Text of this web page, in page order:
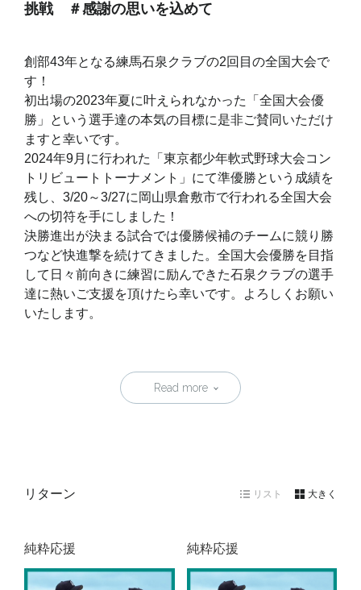
挑戦 ＃感謝の思いを込めて
創部43年となる練馬石泉クラブの2回目の全国大会で
す！
初出場の2023年夏に叶えられなかった「全国大会優
勝」という選手達の本気の目標に是非ご賛同いただけ
ますと幸いです。
2024年9月に行われた「東京都少年軟式野球大会コン
トリビュートトーナメント」にて準優勝という成績を
残し、3/20～3/27に岡山県倉敷市で行われる全国大会
への切符を手にしました！
決勝進出が決まる試合では優勝候補のチームに競り勝
つなど快進撃を続けてきました。全国大会優勝を目指
して日々前向きに練習に励んできた石泉クラブの選手
達に熱いご支援を頂けたら幸いです。よろしくお願い
いたします。
Read more
リターン リスト 大きく
純粋応援 純粋応援